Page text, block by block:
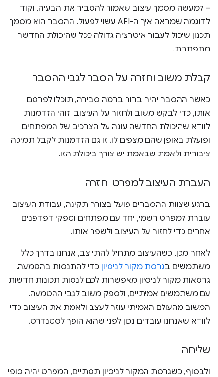
– למעשה מסמך עיצוב שאמור להסביר את הבעיה, וקוד
לדוגמה שמראה איך ה-API עשוי לפעול. ההסבר הוא מסמך
תכנון שיכול לעבור איטרציה גדולה ככל שהיכולת החדשה
מתפתחת.
קבלת משוב וחזרה על הסבר לגבי ההסבר
כאשר ההסבר יהיה ברור ברמה סבירה, תוכלו לפרסם
אותו, כדי לבקש משוב ולחזור על העיצוב. זוהי הזדמנות
לוודא שהיכולת החדשה עונה על הצרכים של המפתחים
ופועלת באופן שהם מצפים לו. זו גם הזדמנות לקבל תמיכה
ציבורית ולאמת שבאמת יש צורך ביכולת הזו.
העברת העיצוב למפרט וחזרה
ברגע שצוות ההסברים פועל בצורה תקינה, עבודת העיצוב
עוברת למפרט רשמי, יחד עם מפתחים וספקי דפדפנים
אחרים כדי לחזור על העיצוב ולשפר אותו.
לאחר מכן, כשהעיצוב מתחיל להתייצב, אנחנו בדרך כלל
משתמשים בגרסת מקור לניסיון כדי להתנסות בהטמעה.
גרסאות מקור לניסיון מאפשרות לכם לנסות תכונות חדשות
עם משתמשים אמיתיים, ולספק משוב לגבי ההטמעה.
המשוב מהעולם האמיתי עוזר לעצב ולאמת את העיצוב כדי
לוודא שאנחנו עובדים נכון לפני שהוא הופך לסטנדרט.
שליחה
ולבסוף, כשגרסת המקור לניסיון תסתיים, המפרט יהיה סופי